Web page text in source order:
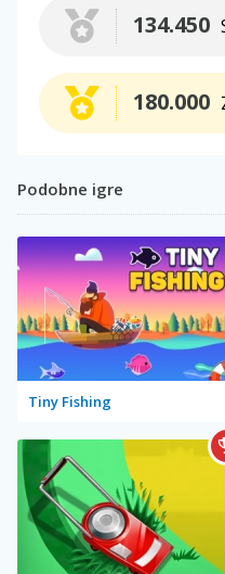
134.450
180.000
Podobne igre
Tiny Fishing